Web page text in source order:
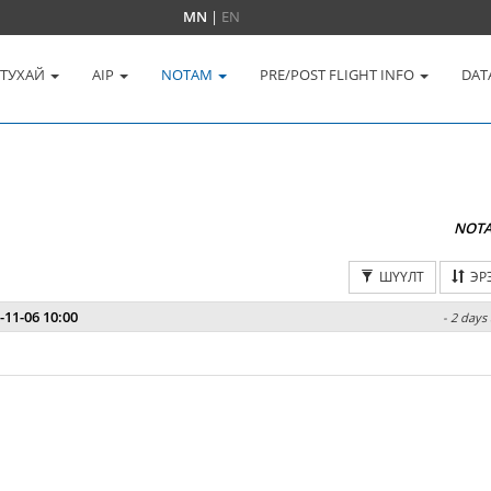
MN | EN
AIP NOTAM PRE/POST FLIGHT INFO
ШҮҮЛТ
11-06 10:00 - 2 days